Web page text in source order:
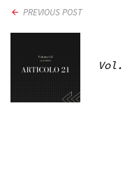
PREVIOUS POST